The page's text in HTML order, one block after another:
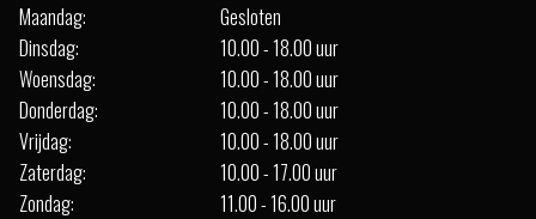
Maandag:
Gesloten
Dinsdag:
10.00 - 18.00 uur
Woensdag:
10.00 - 18.00 uur
Donderdag:
10.00 - 18.00 uur
Vrijdag:
10.00 - 18.00 uur
Zaterdag:
10.00 - 17.00 uur
Zondag:
11.00 - 16.00 uur